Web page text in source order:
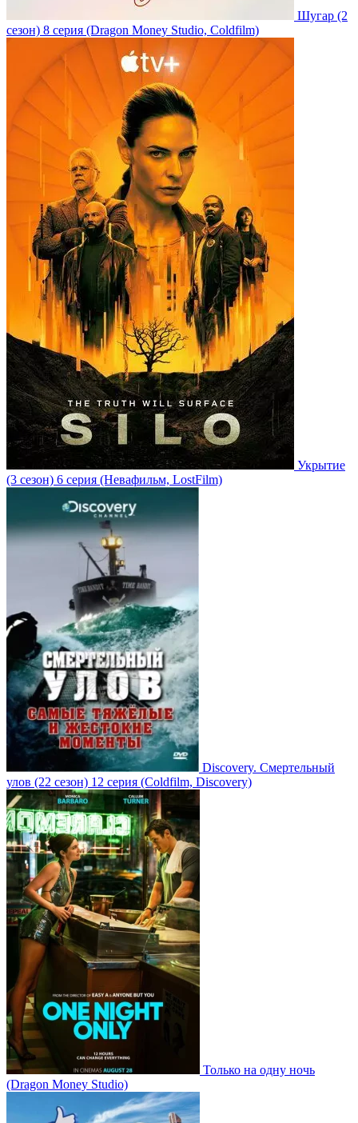
Шугар (2
сезон) 8 серия (Dragon Money Studio, Coldfilm)
Укрытие
(3 сезон) 6 серия (Невафильм, LostFilm)
Discovery. Смертельный
улов (22 сезон) 12 серия (Coldfilm, Discovery)
Только на одну ночь
(Dragon Money Studio)